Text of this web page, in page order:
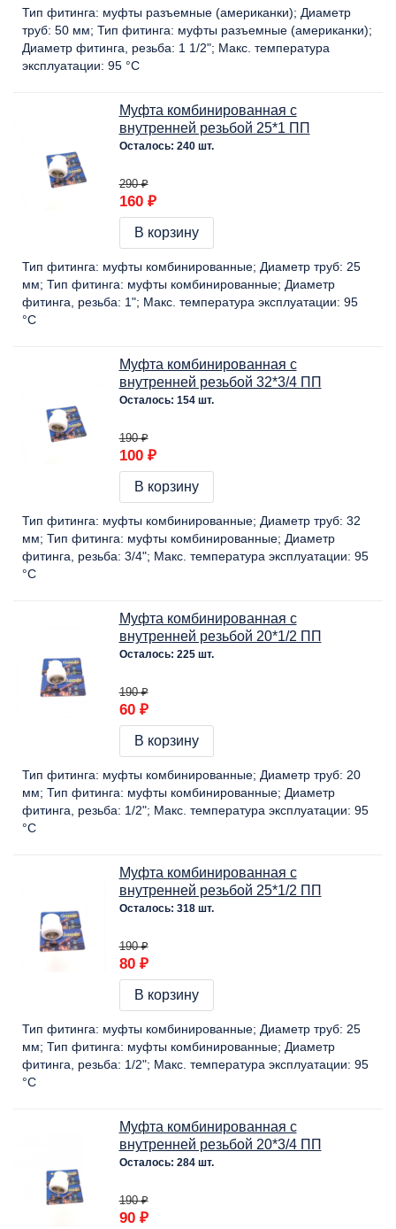
Тип фитинга: муфты разъемные (американки)
Диаметр
труб: 50 мм Тип фитинга: муфты разъемные (американки)
Диаметр фитинга, резьба: 1 1/2" Макс. температура
эксплуатации: 95 °C
Муфта комбинированная с
внутренней резьбой 25*1 ПП
Осталось: 240 шт.
290 ₽
160 ₽
В корзину
Тип фитинга: муфты комбинированные Диаметр труб: 25
мм Тип фитинга: муфты комбинированные Диаметр
фитинга, резьба: 1" Макс. температура эксплуатации: 95
°C
Муфта комбинированная с
внутренней резьбой 32*3/4 ПП
Осталось: 154 шт.
190 ₽
100 ₽
В корзину
Тип фитинга: муфты комбинированные Диаметр труб: 32
мм Тип фитинга: муфты комбинированные Диаметр
фитинга, резьба: 3/4" Макс. температура эксплуатации: 95
°C
Муфта комбинированная с
внутренней резьбой 20*1/2 ПП
Осталось: 225 шт.
190 ₽
60 ₽
В корзину
Тип фитинга: муфты комбинированные Диаметр труб: 20
мм Тип фитинга: муфты комбинированные Диаметр
фитинга, резьба: 1/2" Макс. температура эксплуатации: 95
°C
Муфта комбинированная с
внутренней резьбой 25*1/2 ПП
Осталось: 318 шт.
190 ₽
80 ₽
В корзину
Тип фитинга: муфты комбинированные Диаметр труб: 25
мм Тип фитинга: муфты комбинированные Диаметр
фитинга, резьба: 1/2" Макс. температура эксплуатации: 95
°C
Муфта комбинированная с
внутренней резьбой 20*3/4 ПП
Осталось: 284 шт.
190 ₽
90 ₽